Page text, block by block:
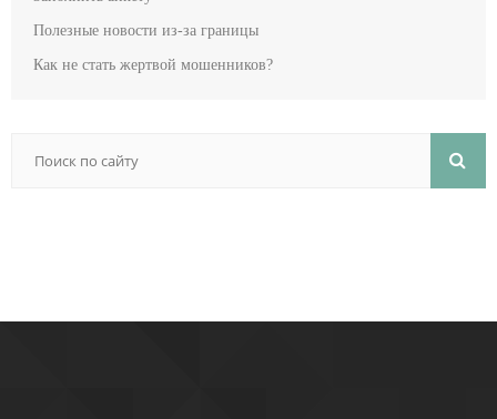
Полезные новости из-за границы
Как не стать жертвой мошенников?